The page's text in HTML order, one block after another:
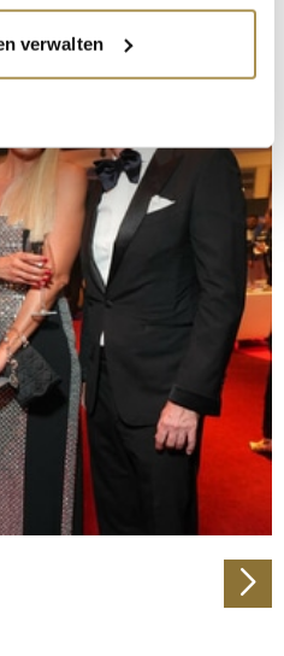
geografische Lage
einige Meter genau sein
(Fingerprinting) identifizieren
Ihre persönlichen Daten
Sie Ihre Präferenzen im
Inhalte und Anzeigen zu
für soziale Medien anbieten
unsere Website zu
wir Informationen zu Ihrer
an unsere Partner für
Analysen weiter. Unsere
möglicherweise mit
Sie ihnen bereitgestellt
verwalten